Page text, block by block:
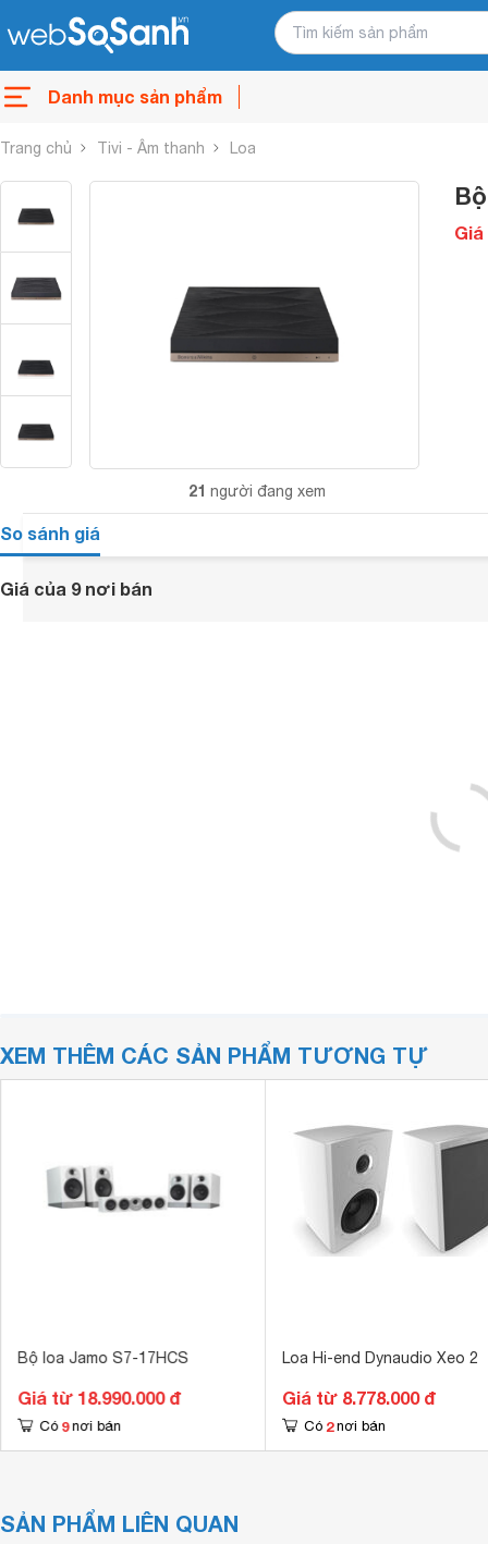
Danh mục sản phẩm
Trang chủ Tivi - Âm thanh Loa
21 người đang xem
Giá
So sánh giá
Giá của 9 nơi bán
XEM THÊM CÁC SẢN PHẨM TƯƠNG TỰ
Bộ loa Jamo S7-17HCS
Giá từ 18.990.000 đ
Có 9 nơi bán
Loa Hi-end Dynaudio Xeo 2
Giá từ 8.778.000 đ
Có 2 nơi bán
SẢN PHẨM LIÊN QUAN